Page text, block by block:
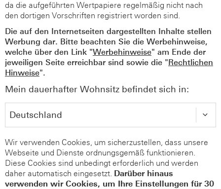
da die aufgeführten Wertpapiere regelmäßig nicht nach
den dortigen Vorschriften registriert worden sind.
Die auf den Internetseiten dargestellten Inhalte stellen
Werbung dar. Bitte beachten Sie die Werbehinweise,
welche über den Link "Werbehinweise" am Ende der
jeweiligen Seite erreichbar sind sowie die "Rechtlichen
Hinweise".
Mein dauerhafter Wohnsitz befindet sich in:
Wir verwenden Cookies, um sicherzustellen, dass unsere
Webseite und Dienste ordnungsgemäß funktionieren.
Diese Cookies sind unbedingt erforderlich und werden
daher automatisch eingesetzt. Darüber hinaus
verwenden wir Cookies, um Ihre Einstellungen für 30